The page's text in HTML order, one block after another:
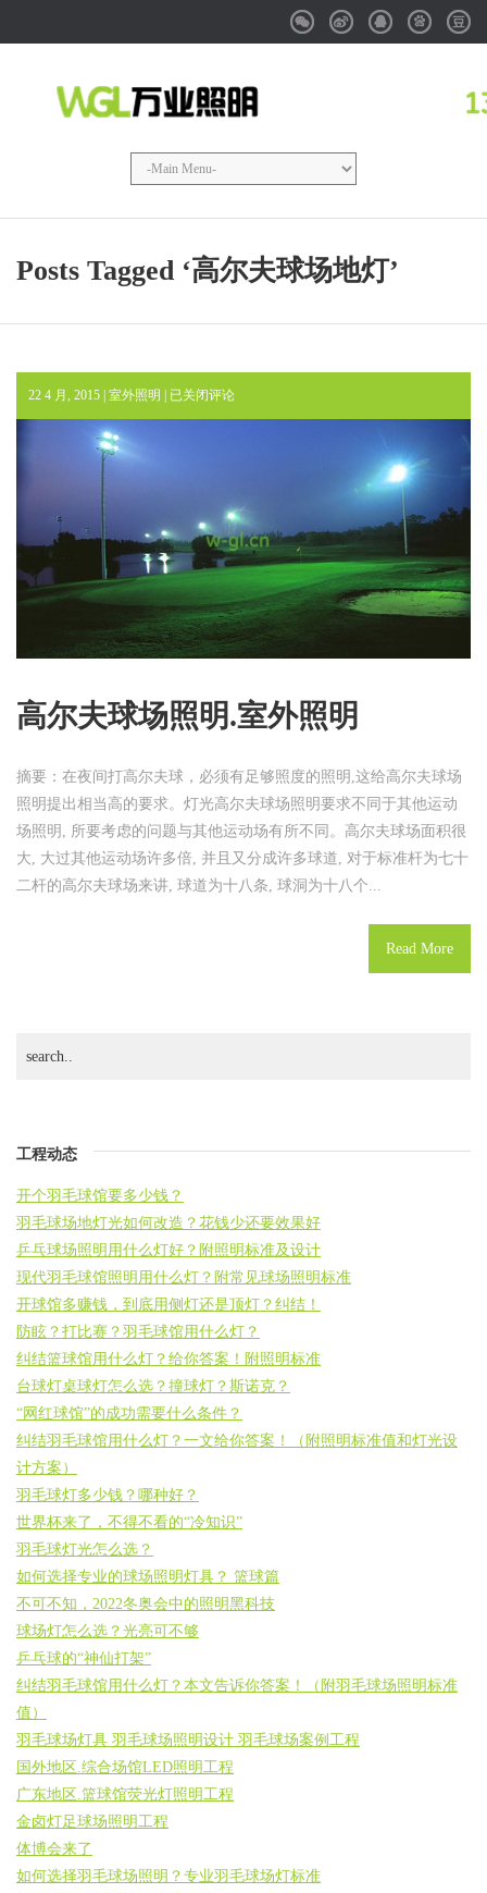
WeixinWeibo QQ Baidu
Posts Tagged ‘高尔夫球场地灯’
22 4 月, 2015 | 室外照明
高
尔
明.
室
外
明
已关闭评论
高尔夫球场照明.室外照明
摘要：在夜间打高尔夫球，必须有足够照度的照明,这给高尔夫球场
照明提出相当高的要求。灯光高尔夫球场照明要求不同于其他运动
场照明, 所要考虑的问题与其他运动场有所不同。高尔夫球场面积很
大, 大过其他运动场许多倍, 并且又分成许多球道, 对于标准杆为七十
二杆的高尔夫球场来讲, 球道为十八条, 球洞为十八个...
Read More
工程动态
开个羽毛球馆要多少钱？
羽毛球场地灯光如何改造？花钱少还要效果好
乒乓球场照明用什么灯好？附照明标准及设计
现代羽毛球馆照明用什么灯？附常见球场照明标准
开球馆多赚钱，到底用侧灯还是顶灯？纠结！
防眩？打比赛？羽毛球馆用什么灯？
纠结篮球馆用什么灯？给你答案！附照明标准
台球灯桌球灯怎么选？撞球灯？斯诺克？
“网红球馆”的成功需要什么条件？
纠结羽毛球馆用什么灯？一文给你答案！（附照明标准值和灯光设
计方案）
羽毛球灯多少钱？哪种好？
世界杯来了，不得不看的“冷知识”
羽毛球灯光怎么选？
如何选择专业的球场照明灯具？ 篮球篇
不可不知，2022冬奥会中的照明黑科技
球场灯怎么选？光亮可不够
乒乓球的“神仙打架”
纠结羽毛球馆用什么灯？本文告诉你答案！（附羽毛球场照明标准
值）
羽毛球场灯具 羽毛球场照明设计 羽毛球场案例工程
国外地区.综合场馆LED照明工程
广东地区.篮球馆荧光灯照明工程
金卤灯足球场照明工程
体博会来了
如何选择羽毛球场照明？专业羽毛球场灯标准